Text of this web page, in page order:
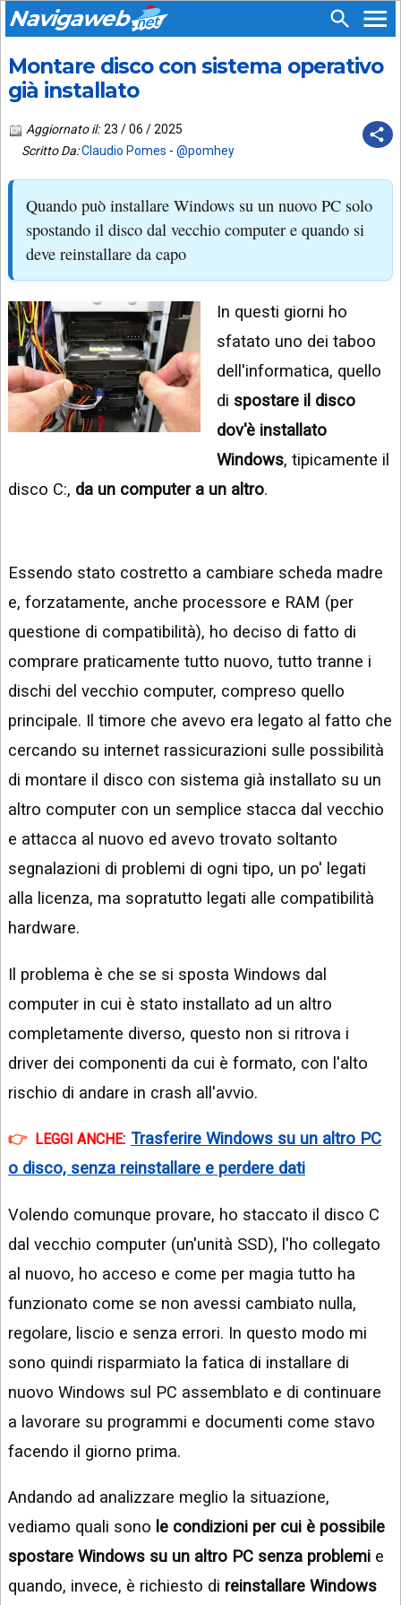
Navigaweb
HOME
SIAMO
SUPPORTO
CONTATTA
PIÙ
LETTI
ULTIMI
POST
ARCHIVIO
VIDEO
AI
APPS
APPS
TECNOLOGIA
WINDOWS
STRUMENTI
SEGUICI
SU:
APP
ANDROID
EMAIL
TELEGRAM
TIKTOK
YOUTUBE
X
INSTAGRAM
LINKEDIN
Montare disco con sistema operativo
già installato
Aggiornato il: 23 / 06 / 2025
Scritto Da:Claudio Pomes - @pomhey
Quando può installare Windows su un nuovo PC solo
spostando il disco dal vecchio computer e quando si
deve reinstallare da capo
In questi giorni ho
sfatato uno dei taboo
dell'informatica, quello
di spostare il disco
dov'è installato
Windows, tipicamente il
disco C:, da un computer a un altro.
Essendo stato costretto a cambiare scheda madre
e, forzatamente, anche processore e RAM (per
questione di compatibilità), ho deciso di fatto di
comprare praticamente tutto nuovo, tutto tranne i
dischi del vecchio computer, compreso quello
principale. Il timore che avevo era legato al fatto che
cercando su internet rassicurazioni sulle possibilità
di montare il disco con sistema già installato su un
altro computer con un semplice stacca dal vecchio
e attacca al nuovo ed avevo trovato soltanto
segnalazioni di problemi di ogni tipo, un po' legati
alla licenza, ma sopratutto legati alle compatibilità
hardware.
Il problema è che se si sposta Windows dal
computer in cui è stato installato ad un altro
completamente diverso, questo non si ritrova i
driver dei componenti da cui è formato, con l'alto
rischio di andare in crash all'avvio.
LEGGI ANCHE: Trasferire Windows su un altro PC
o disco, senza reinstallare e perdere dati
Volendo comunque provare, ho staccato il disco C
dal vecchio computer (un'unità SSD), l'ho collegato
al nuovo, ho acceso e come per magia tutto ha
funzionato come se non avessi cambiato nulla,
regolare, liscio e senza errori. In questo modo mi
sono quindi risparmiato la fatica di installare di
nuovo Windows sul PC assemblato e di continuare
a lavorare su programmi e documenti come stavo
facendo il giorno prima.
Andando ad analizzare meglio la situazione,
vediamo quali sono le condizioni per cui è possibile
spostare Windows su un altro PC senza problemi e
quando, invece, è richiesto di reinstallare Windows